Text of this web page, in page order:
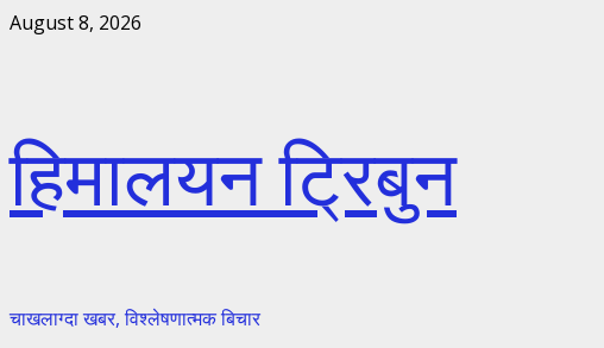
Skip
August 8, 2026
हिमालयन ट्रिबुन
चाखलाग्दा खबर, विश्लेषणात्मक बिचार